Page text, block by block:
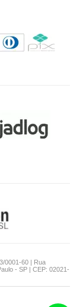
0001-60 | Rua
- SP | CEP: 02021-